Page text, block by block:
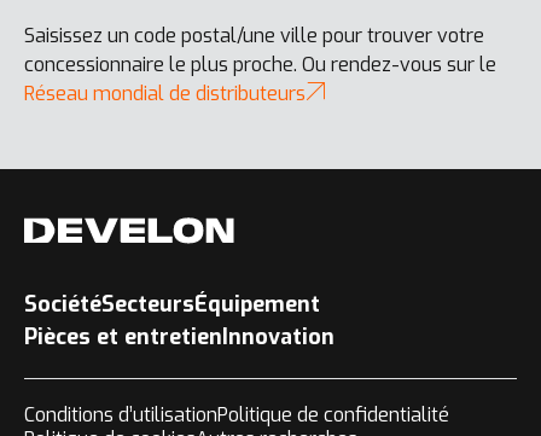
Saisissez un code postal/une ville pour trouver votre
concessionnaire le plus proche. Ou rendez-vous sur le
Réseau mondial de distributeurs
SociétéSecteursÉquipement
Pièces et entretienInnovation
Conditions d’utilisationPolitique de confidentialité